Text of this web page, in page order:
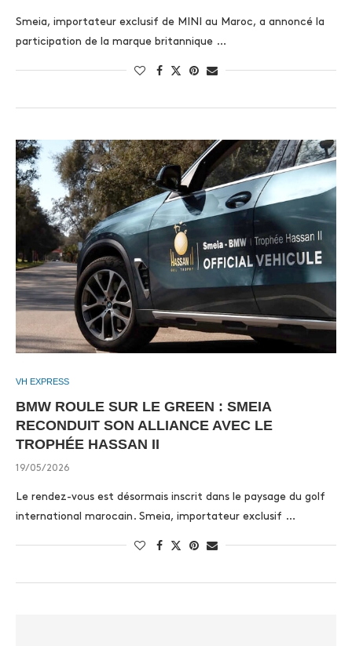
Smeia, importateur exclusif de MINI au Maroc, a annoncé la
participation de la marque britannique …
VH EXPRESS
BMW ROULE SUR LE GREEN : SMEIA
RECONDUIT SON ALLIANCE AVEC LE
TROPHÉE HASSAN II
19/05/2026
Le rendez-vous est désormais inscrit dans le paysage du golf
international marocain. Smeia, importateur exclusif …